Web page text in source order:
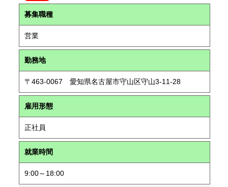
募集職種
営業
勤務地
〒463-0067 愛知県名古屋市守山区守山3-11-28
雇用形態
正社員
就業時間
9:00～18:00